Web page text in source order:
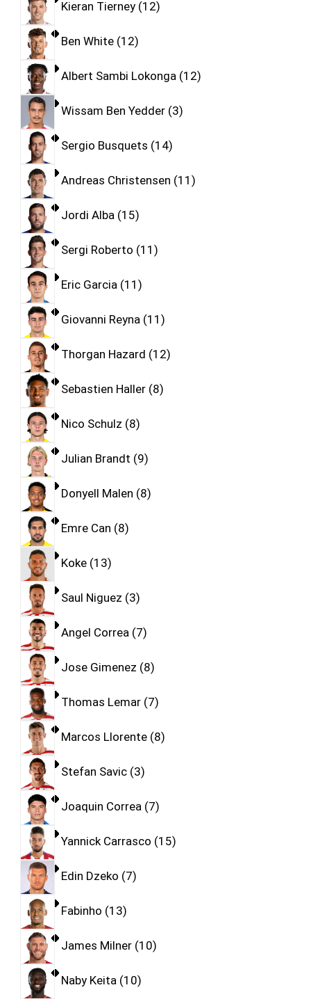
Kieran Tierney 12
Ben White 12
Albert Sambi Lokonga 12
Wissam Ben Yedder 3
Sergio Busquets 14
Andreas Christensen 11
Jordi Alba 15
Sergi Roberto 11
Eric Garcia 11
Giovanni Reyna 11
Thorgan Hazard 12
Sebastien Haller 8
Nico Schulz 8
Julian Brandt 9
Donyell Malen 8
Emre Can 8
Koke 13
Saul Niguez 3
Angel Correa 7
Jose Gimenez 8
Thomas Lemar 7
Marcos Llorente 8
Stefan Savic 3
Joaquin Correa 7
Yannick Carrasco 15
Edin Dzeko 7
Fabinho 13
James Milner 10
Naby Keita 10